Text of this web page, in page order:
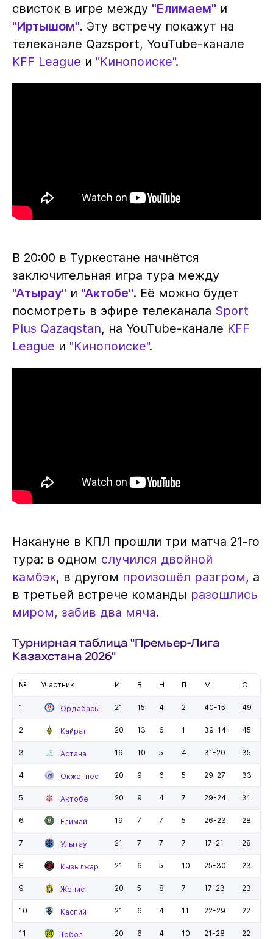
свисток в игре между "Елимаем" и
"Иртышом". Эту встречу покажут на
телеканале Qazsport, YouTube-канале
KFF League и "Кинопоиске".
В 20:00 в Туркестане начнётся
заключительная игра тура между
"Атырау" и "Актобе". Её можно будет
посмотреть в эфире телеканала Sport
Plus Qazaqstan, на YouTube-канале KFF
League и "Кинопоиске".
Накануне в КПЛ прошли три матча 21-го
тура: в одном случился двойной
камбэк, в другом произошёл разгром, а
в третьей встрече команды разошлись
миром, забив два мяча.
Турнирная таблица "Премьер-Лига
Казахстана 2026"
№ Участник И В Н П М О
1 Ордабасы 21 15 4 2 40-15 49
2 Кайрат 20 13 6 1 39-14 45
3 Астана 19 10 5 4 31-20 35
4 Окжетпес 20 9 6 5 29-27 33
5 Актобе 20 9 4 7 29-24 31
6 Елимай 19 7 7 5 26-23 28
7 Улытау 21 7 7 7 17-21 28
8 Кызылжар 21 6 5 10 25-30 23
9 Женис 20 5 8 7 17-23 23
10 Каспий 21 6 4 11 22-29 22
11 Тобол 20 6 4 10 21-28 22